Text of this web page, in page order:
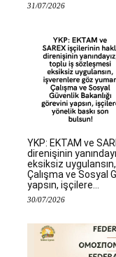
31/07/2026
YKP: EKTAM ve
direnişinin
eksiksiz
Çalışma ve Sosyal
yapsın, işçilere...
30/07/2026